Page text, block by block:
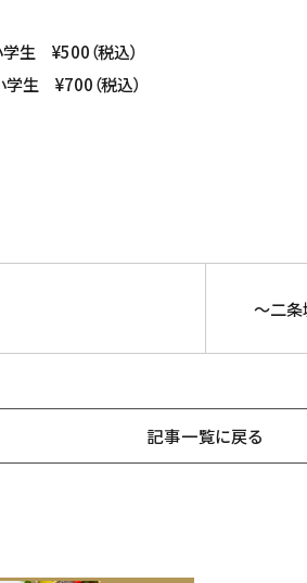
生 ¥500（税込）
生 ¥700（税込）
～二
記事一覧に戻る